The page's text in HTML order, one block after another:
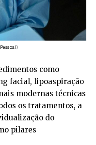
como
facial, lipoaspiração
modernas técnicas
os tratamentos, a
do
pilares